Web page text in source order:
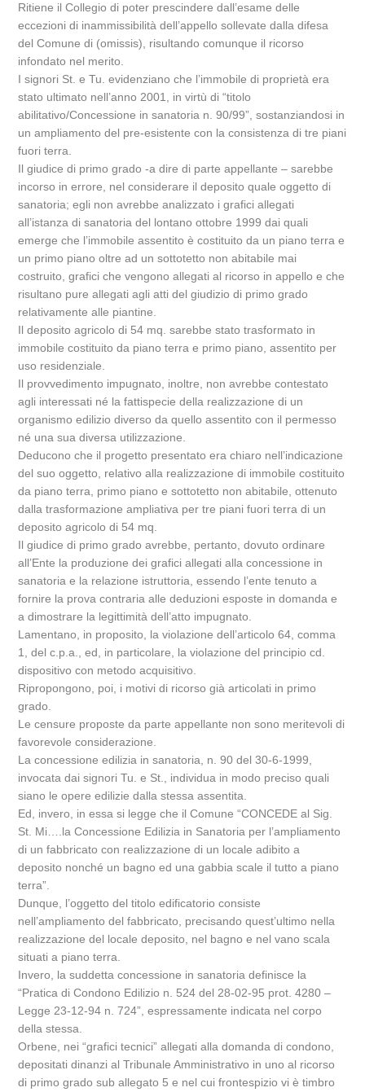
Ritiene il Collegio di poter prescindere dall’esame delle
eccezioni di inammissibilità dell’appello sollevate dalla difesa
del Comune di (omissis), risultando comunque il ricorso
infondato nel merito.
I signori St. e Tu. evidenziano che l’immobile di proprietà era
stato ultimato nell’anno 2001, in virtù di “titolo
abilitativo/Concessione in sanatoria n. 90/99”, sostanziandosi in
un ampliamento del pre-esistente con la consistenza di tre piani
fuori terra.
Il giudice di primo grado -a dire di parte appellante – sarebbe
incorso in errore, nel considerare il deposito quale oggetto di
sanatoria; egli non avrebbe analizzato i grafici allegati
all’istanza di sanatoria del lontano ottobre 1999 dai quali
emerge che l’immobile assentito è costituito da un piano terra e
un primo piano oltre ad un sottotetto non abitabile mai
costruito, grafici che vengono allegati al ricorso in appello e che
risultano pure allegati agli atti del giudizio di primo grado
relativamente alle piantine.
Il deposito agricolo di 54 mq. sarebbe stato trasformato in
immobile costituito da piano terra e primo piano, assentito per
uso residenziale.
Il provvedimento impugnato, inoltre, non avrebbe contestato
agli interessati né la fattispecie della realizzazione di un
organismo edilizio diverso da quello assentito con il permesso
né una sua diversa utilizzazione.
Deducono che il progetto presentato era chiaro nell’indicazione
del suo oggetto, relativo alla realizzazione di immobile costituito
da piano terra, primo piano e sottotetto non abitabile, ottenuto
dalla trasformazione ampliativa per tre piani fuori terra di un
deposito agricolo di 54 mq.
Il giudice di primo grado avrebbe, pertanto, dovuto ordinare
all’Ente la produzione dei grafici allegati alla concessione in
sanatoria e la relazione istruttoria, essendo l’ente tenuto a
fornire la prova contraria alle deduzioni esposte in domanda e
a dimostrare la legittimità dell’atto impugnato.
Lamentano, in proposito, la violazione dell’articolo 64, comma
1, del c.p.a., ed, in particolare, la violazione del principio cd.
dispositivo con metodo acquisitivo.
Ripropongono, poi, i motivi di ricorso già articolati in primo
grado.
Le censure proposte da parte appellante non sono meritevoli di
favorevole considerazione.
La concessione edilizia in sanatoria, n. 90 del 30-6-1999,
invocata dai signori Tu. e St., individua in modo preciso quali
siano le opere edilizie dalla stessa assentita.
Ed, invero, in essa si legge che il Comune “CONCEDE al Sig.
St. Mi….la Concessione Edilizia in Sanatoria per l’ampliamento
di un fabbricato con realizzazione di un locale adibito a
deposito nonché un bagno ed una gabbia scale il tutto a piano
terra”.
Dunque, l’oggetto del titolo edificatorio consiste
nell’ampliamento del fabbricato, precisando quest’ultimo nella
realizzazione del locale deposito, nel bagno e nel vano scala
situati a piano terra.
Invero, la suddetta concessione in sanatoria definisce la
“Pratica di Condono Edilizio n. 524 del 28-02-95 prot. 4280 –
Legge 23-12-94 n. 724”, espressamente indicata nel corpo
della stessa.
Orbene, nei “grafici tecnici” allegati alla domanda di condono,
depositati dinanzi al Tribunale Amministrativo in uno al ricorso
di primo grado sub allegato 5 e nel cui frontespizio vi è timbro